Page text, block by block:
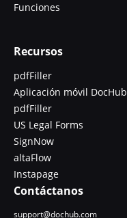
Funciones
Recursos
pdfFiller
Aplicación móvil DocHub
pdfFiller
US Legal Forms
SignNow
altaFlow
Instapage
Contáctanos
support@dochub.com